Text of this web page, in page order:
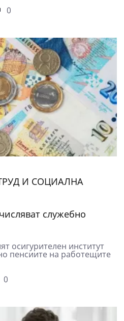
0
И СОЦИАЛНА
служебно
осигурителен институт
пенсиите на работещите
0